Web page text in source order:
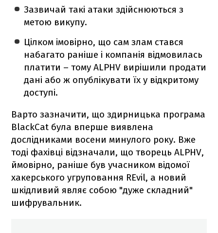
Зазвичай такі атаки здійснюються з
метою викупу.
Цілком імовірно, що сам злам стався
набагато раніше і компанія відмовилась
платити – тому ALPHV вирішили продати
дані або ж опублікувати їх у відкритому
доступі.
Варто зазначити, що здирницька програма
BlackCat була вперше виявлена
дослідниками восени минулого року. Вже
тоді фахівці відзначали, що творець ALPHV,
ймовірно, раніше був учасником відомої
хакерського угруповання REvil, а новий
шкідливий являє собою "дуже складний"
шифрувальник.